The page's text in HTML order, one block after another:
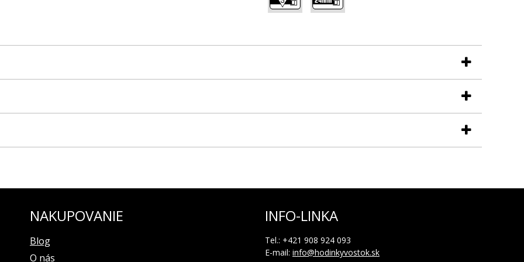
šraubovacia korunka
s pečiatkou oficiálneho dovozcu pre Slovensko
bočná sekundová ručička v polohe 3 hod.)
NAKUPOVANIE
Blog
O nás
INFO-LINKA
Tel.: +421 908 924 093
E-mail: info@hodinkyvostok.sk